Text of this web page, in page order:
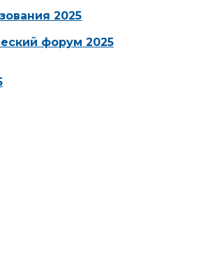
2025
форум 2025